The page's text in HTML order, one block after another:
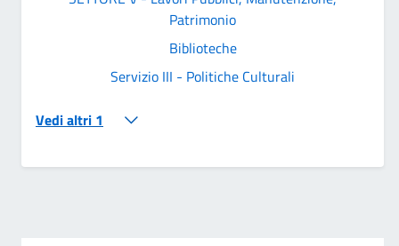
Patrimonio
Biblioteche
Servizio III - Politiche Culturali
Vedi altri 1